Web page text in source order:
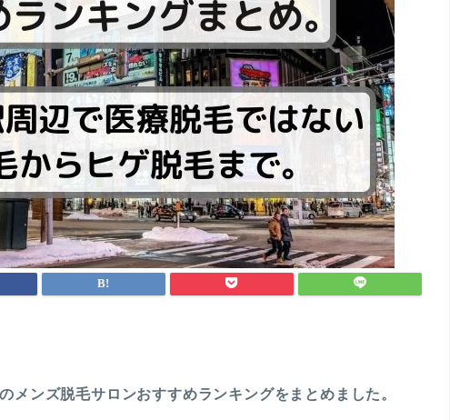
メンズ脱毛サロンおすすめランキングをまとめました。